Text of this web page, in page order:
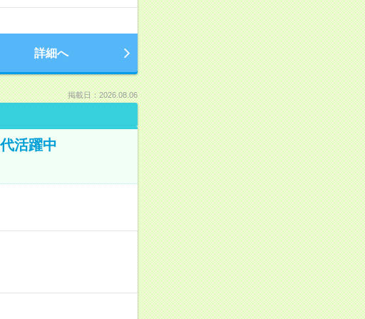
詳細へ
掲載日：2026.08.06
活躍中